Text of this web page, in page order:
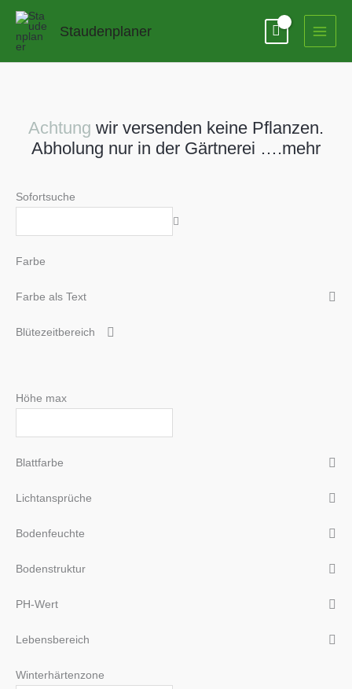
Zum
springen
Staudenplaner
Achtung wir versenden keine Pflanzen.
Abholung nur in der Gärtnerei ….mehr
Sofortsuche
Farbe
Farbe als Text
Blütezeitbereich
Höhe max
Blattfarbe
Lichtansprüche
Bodenfeuchte
Bodenstruktur
PH-Wert
Lebensbereich
Winterhärtenzone